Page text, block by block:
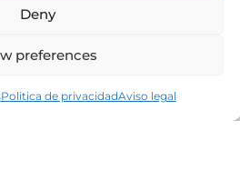
Deny
preferences
Politica de privacidadAviso legal
de 8:30 a 13:00 y de 15:00 a
Nuética Informática